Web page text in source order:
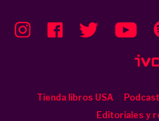
Tienda libros USA Podcast
Editoriales y